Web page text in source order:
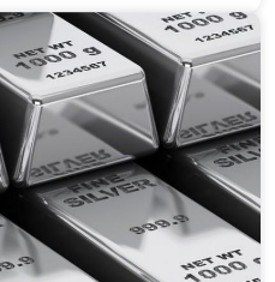
trang sức hay vàng